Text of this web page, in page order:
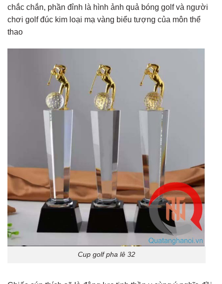
chắc chắn, phần đỉnh là hình ảnh quả bóng golf và người
chơi golf đúc kim loại mạ vàng biểu tượng của môn thể
thao
Cup golf pha lê 32